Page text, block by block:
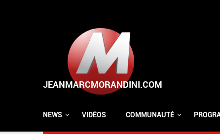
NEWS VIDÉOS COMMUNAUTÉ